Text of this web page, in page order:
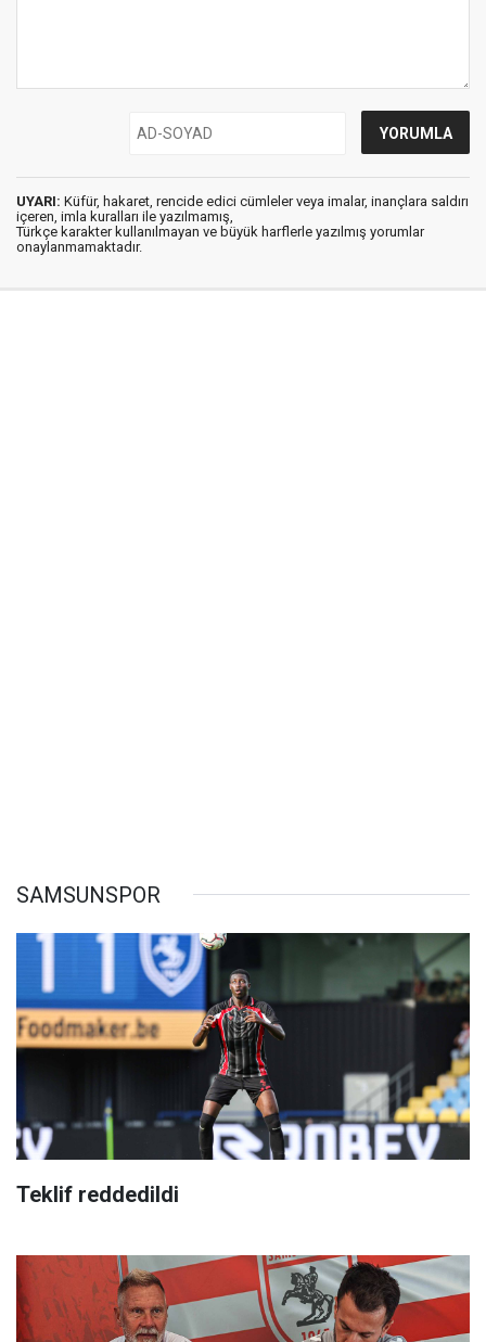
UYARI: Küfür, hakaret, rencide edici cümleler veya imalar, inançlara saldırı
içeren, imla kuralları ile yazılmamış,
Türkçe karakter kullanılmayan ve büyük harflerle yazılmış yorumlar
onaylanmamaktadır.
SAMSUNSPOR
Teklif reddedildi